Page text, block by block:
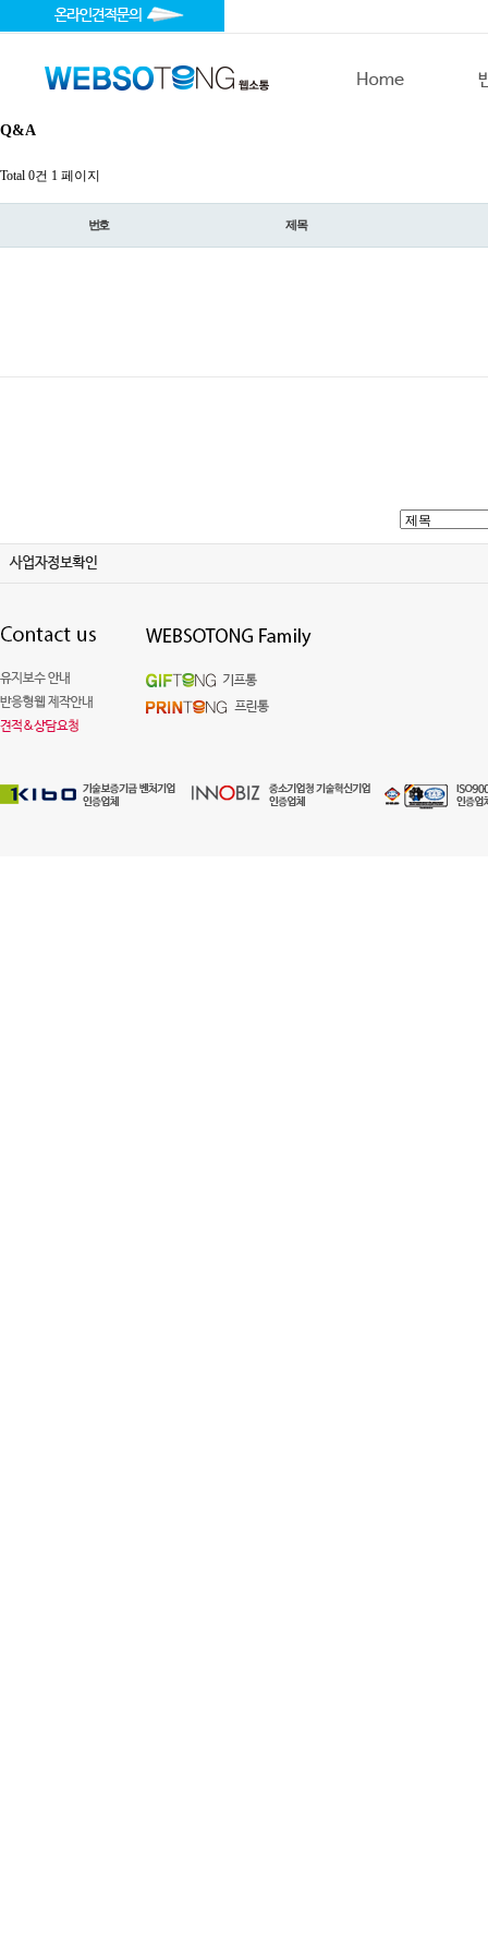
Q&A
Total 0건 1 페이지
번호 제목